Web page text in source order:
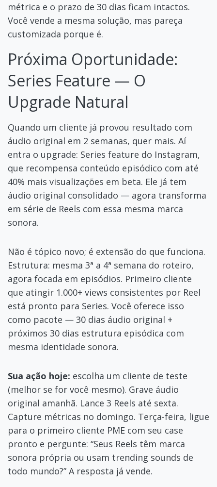
métrica e o prazo de 30 dias ficam intactos.
Você vende a mesma solução, mas pareça
customizada porque é.
Próxima Oportunidade:
Series Feature — O
Upgrade Natural
Quando um cliente já provou resultado com
áudio original em 2 semanas, quer mais. Aí
entra o upgrade: Series feature do Instagram,
que recompensa conteúdo episódico com até
40% mais visualizações em beta. Ele já tem
áudio original consolidado — agora transforma
em série de Reels com essa mesma marca
sonora.
Não é tópico novo; é extensão do que funciona.
Estrutura: mesma 3ª a 4ª semana do roteiro,
agora focada em episódios. Primeiro cliente
que atingir 1.000+ views consistentes por Reel
está pronto para Series. Você oferece isso
como pacote — 30 dias áudio original +
próximos 30 dias estrutura episódica com
mesma identidade sonora.
Sua ação hoje: escolha um cliente de teste
(melhor se for você mesmo). Grave áudio
original amanhã. Lance 3 Reels até sexta.
Capture métricas no domingo. Terça-feira, ligue
para o primeiro cliente PME com seu case
pronto e pergunte: “Seus Reels têm marca
sonora própria ou usam trending sounds de
todo mundo?” A resposta já vende.